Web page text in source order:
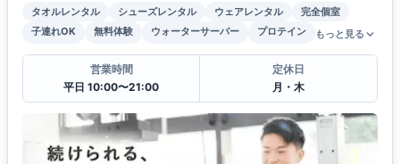
タオルレンタル シューズレンタル ウェアレンタル
完全個室
子連れOK
無料体験 ウォーターサーバー プロテイン もっと見る
営業時間
平日 10:00〜21:00
定休日
月・木